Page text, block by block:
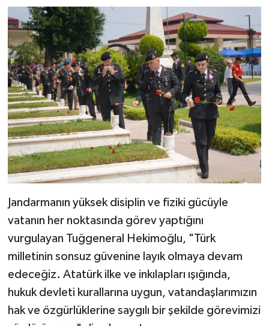
Jandarmanın yüksek disiplin ve fiziki gücüyle
vatanın her noktasında görev yaptığını
vurgulayan Tuğgeneral Hekimoğlu, "Türk
milletinin sonsuz güvenine layık olmaya devam
edeceğiz. Atatürk ilke ve inkılapları ışığında,
hukuk devleti kurallarına uygun, vatandaşlarımızın
hak ve özgürlüklerine saygılı bir şekilde görevimizi